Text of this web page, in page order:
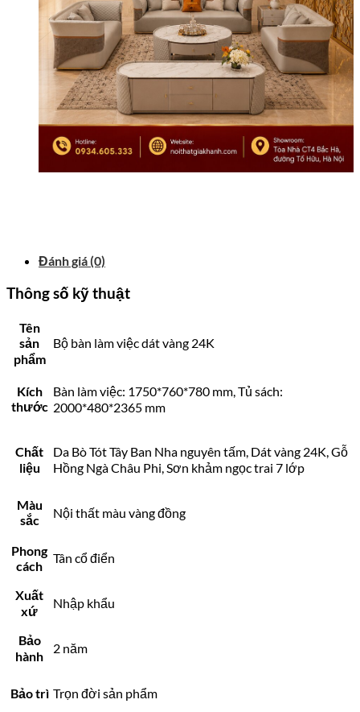
Đánh giá (0)
Thông số kỹ thuật
Tên
sản
phẩm
Bộ bàn làm việc dát vàng 24K
Kích
thước
Bàn làm việc: 1750*760*780 mm, Tủ sách:
2000*480*2365 mm
Chất
liệu
Da Bò Tót Tây Ban Nha nguyên tấm, Dát vàng 24K, Gỗ
Hồng Ngà Châu Phi, Sơn khảm ngọc trai 7 lớp
Màu
sắc
Nội thất màu vàng đồng
Phong
cách
Tân cổ điển
Xuất
xứ
Nhập khẩu
Bảo
hành
2 năm
Bảo trì Trọn đời sản phẩm